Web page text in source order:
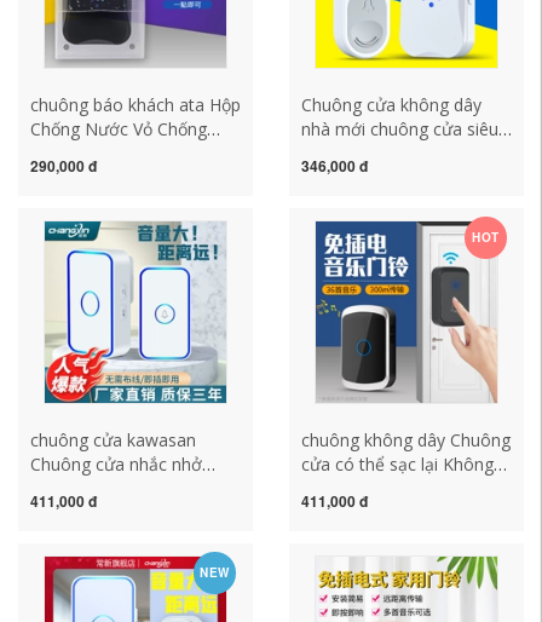
chuông báo khách ata Hộp
Chống Nước Vỏ Chống
Bắn Công Tắc Chuông
Mưa Ổ Cắm Điện Vỏ Bảo
Vệ Vỏ Chống Nước Hộp Lá
Chắn chuong cua khong
day chuông cửa không dây
chống nước
290,000 đ
Chuông cửa không dây
nhà mới chuông cửa siêu
tử một đến hai chuông
phòng sáng tạo chuông
không dây không dùng pin
chuông cửa không dây 2
chuông
346,000 đ
chuông cửa kawasan
Chuông cửa nhắc nhở
minh khoảng cách cực xa
chuông cửa 1-2 đến 1-1
chuông cửa cacazi chuông
không dây không dùng pin
411,000 đ
HOT
chuông không dây Chuông
cửa có thể sạc lại Không
đình Mô hình DC chưa
Người gọi bộ chuông cửa
không dây chuông báo
không dây
411,000 đ
NEW